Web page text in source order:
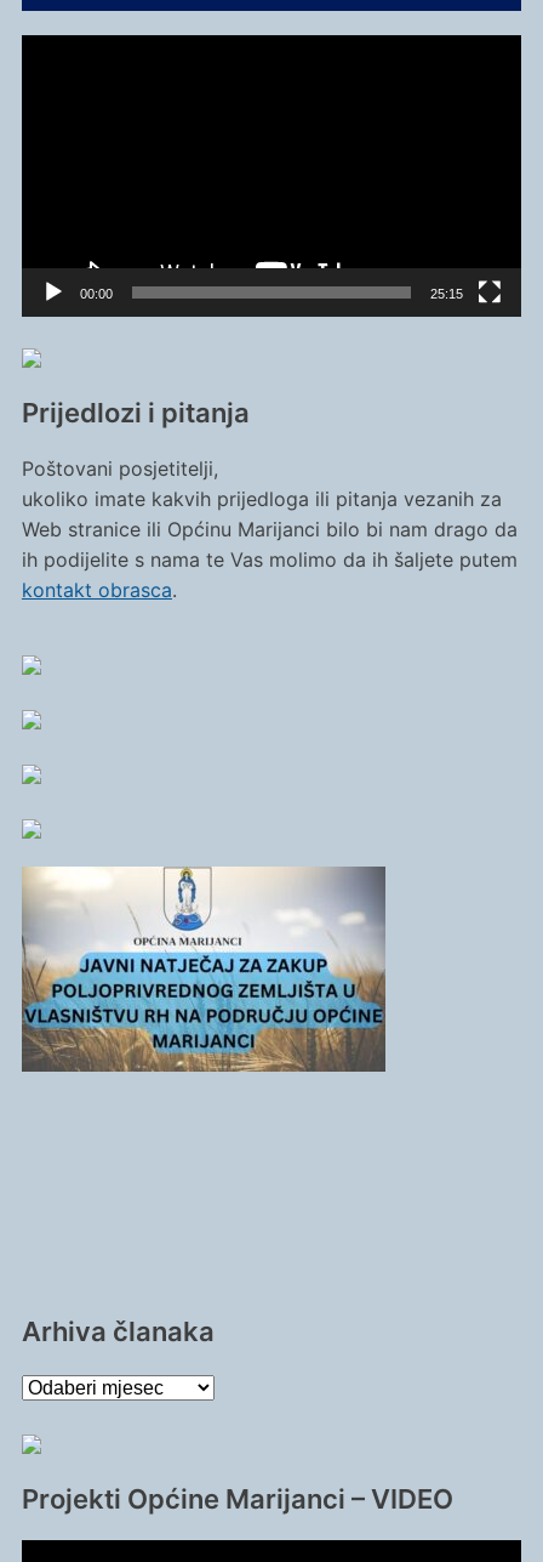
00:00 25:15
Prijedlozi i pitanja
Poštovani posjetitelji,
ukoliko imate kakvih prijedloga ili pitanja vezanih za
Web stranice ili Općinu Marijanci bilo bi nam drago da
ih podijelite s nama te Vas molimo da ih šaljete putem
kontakt obrasca.
Arhiva članaka
Arhiva
Projekti Općine Marijanci – VIDEO